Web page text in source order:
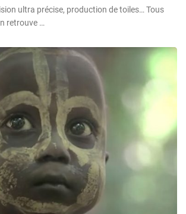
ultra précise, production de toiles… Tous
retrouve …